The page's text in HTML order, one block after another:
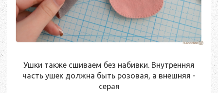
Ушки также сшиваем без набивки. Внутренняя
часть ушек должна быть розовая, а внешняя -
серая